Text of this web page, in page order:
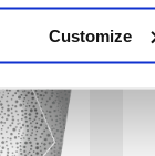
Customize